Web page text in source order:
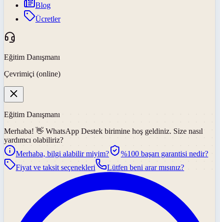
Blog
Ücretler
Eğitim Danışmanı
Çevrimiçi (online)
Eğitim Danışmanı
Merhaba! 👋 WhatsApp Destek birimine hoş geldiniz. Size nasıl
yardımcı olabiliriz?
Merhaba, bilgi alabilir miyim?
%100 başarı garantisi nedir?
Fiyat ve taksit seçenekleri
Lütfen beni arar mısınız?